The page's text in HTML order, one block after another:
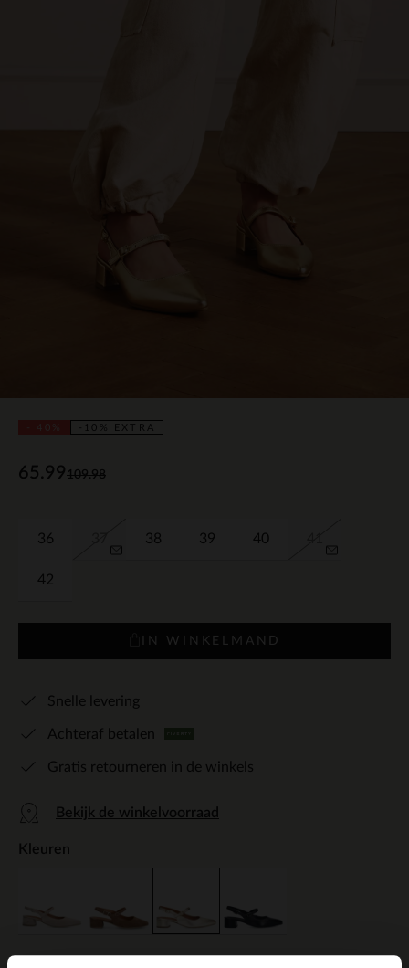
-10% EXTRA
109.98
65.99
36 38 39 40
42
IN WINKELMAND
Snelle levering
Achteraf betalen
Gratis retourneren in de winkels
Bekijk de winkelvoorraad
Kleuren